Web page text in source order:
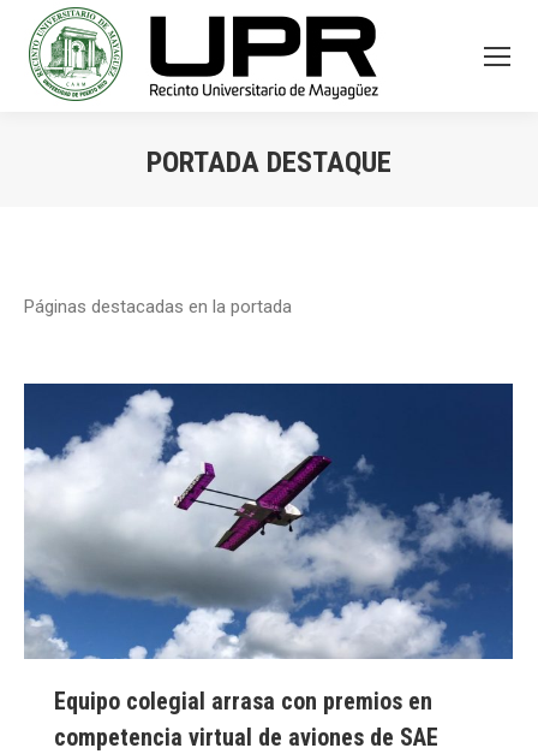
PORTADA DESTAQUE
Páginas destacadas en la portada
Equipo colegial arrasa con premios en
competencia virtual de aviones de SAE